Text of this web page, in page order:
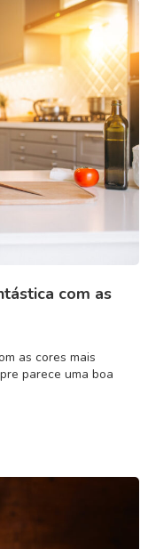
com as
as cores mais
parece uma boa